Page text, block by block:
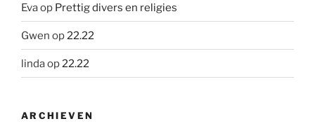
Evaop Prettig divers en religies
Gwen op22.22
lindaop22.22
ARCHIEVEN